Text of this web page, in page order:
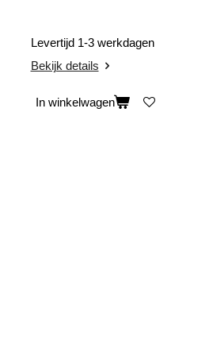
Levertijd 1-3 werkdagen
Bekijk details
In winkelwagen